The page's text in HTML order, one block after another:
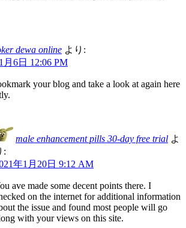
dewa online より:
月6日 12:06 PM
your blog and take a look at again here
male enhancement pills 30-day free trial よ
:
年1月20日 9:12 AM
ave made some decent points there. I
on the internet for additional information
the issue and found most people will go
with your views on this site.